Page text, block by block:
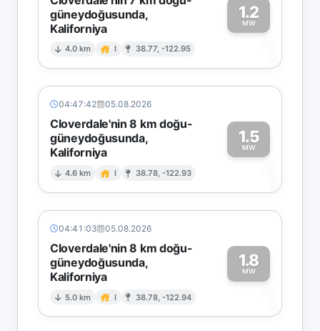
güneydoğusunda,
Kaliforniya
4.0 km I 38.77, -122.95
1.2
MW
1
04:47:42 05.08.2026
Cloverdale'nin 8 km doğu-
güneydoğusunda,
Kaliforniya
4.6 km I 38.78, -122.93
1.5
MW
1
04:41:03 05.08.2026
Cloverdale'nin 8 km doğu-
güneydoğusunda,
Kaliforniya
5.0 km I 38.78, -122.94
1.8
MW
1